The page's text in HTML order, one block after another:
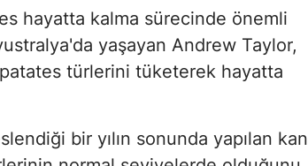
hayatta kalma sürecinde önemli
yaşayan Andrew Taylor,
türlerini tüketerek hayatta
bir yılın sonunda yapılan kan